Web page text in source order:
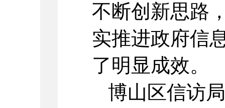
不断创新思路
实推进政府信
了明显成效。
博山区信访局